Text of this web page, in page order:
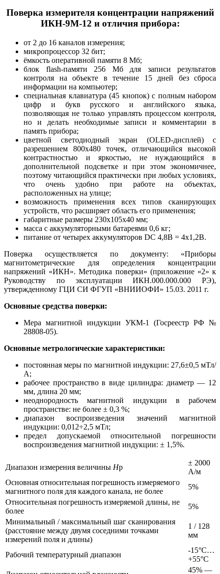
Поверка измерителя концентрации напряжений
ИКН-9М-12 и отличия прибора:
от 2 до 16 каналов измерения;
микропроцессор 32 бит;
ёмкость оперативной памяти 8 Мб;
блок flash-памяти 256 Мб для записи результатов
контроля на объекте в течение 15 дней без сброса
информации на компьютер;
специальная клавиатура (45 кнопок) с полным набором
цифр и букв русского и английского языка,
позволяющая не только управлять процессом контроля,
но и делать необходимые записи и комментарии в
память прибора;
цветной светодиодный экран (OLED-дисплей) с
разрешением 800х480 точек, отличающийся высокой
контрастностью и яркостью, не нуждающийся в
дополнительной подсветке и при этом экономичнее,
поэтому читающийся практически при любых условиях,
что очень удобно при работе на объектах,
расположенных на улице;
возможность применения всех типов сканирующих
устройств, что расширяет область его применения;
габаритные размеры 230х105х40 мм;
масса с аккумуляторными батареями 0,6 кг;
питание от четырех аккумуляторов DC 4,8В = 4х1,2В.
Поверка осуществляется по документу: «Приборы
магнитометрические для определения концентрации
напряжений «ИКН». Методика поверки» (приложение «2» к
Руководству по эксплуатации ИКН.000.000.000 РЭ),
утвержденному ГЦИ СИ ФГУП «ВНИИОФИ» 15.03. 2011 г.
Основные средства поверки:
Мера магнитной индукции УКМ-1 (Госреестр РФ №
28808-05).
Основные метрологические характеристики:
постоянная меры по магнитной индукции: 27,6±0,5 мТл/
А;
рабочее пространство в виде цилиндра: диаметр — 12
мм, длина 20 мм;
неоднородность магнитной индукции в рабочем
пространстве: не более ± 0,3 %;
диапазон воспроизведения значений магнитной
индукции: 0,012÷2,5 мТл;
предел допускаемой относительной погрешности
воспроизведения магнитной индукции: ± 1,5%.
Диапазон измерения величины Нр
± 2000
A/м
Основная относительная погрешность измеряемого
магнитного поля для каждого канала, не более
5%
Относительная погрешность измеряемой длины, не
более
5%
Минимальный / максимальный шаг сканирования
(расстояние между двумя соседними точками
измерений поля и длины)
1 / 128
мм
Рабочий температурный диапазон
-15°С…
+55°С
45% —